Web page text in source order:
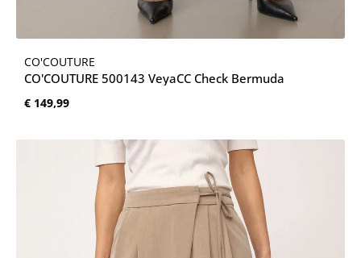
CO'COUTURE
CO'COUTURE 500143 VeyaCC Check Bermuda
Normale prijs:
€ 149,99